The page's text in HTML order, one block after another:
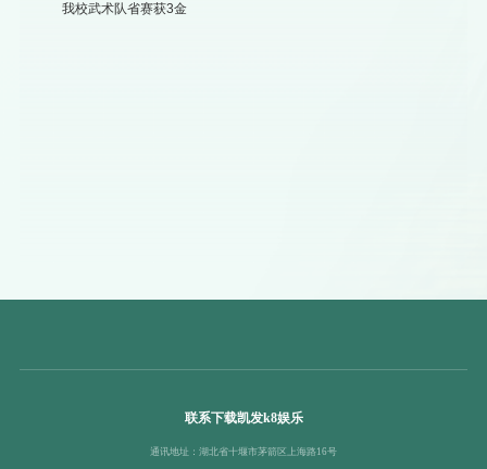
我校武术队省赛获3金
联系下载凯发k8娱乐
通讯地址：湖北省十堰市茅箭区上海路16号